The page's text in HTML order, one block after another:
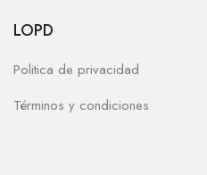
LOPD
Politica de privacidad
Términos y condiciones